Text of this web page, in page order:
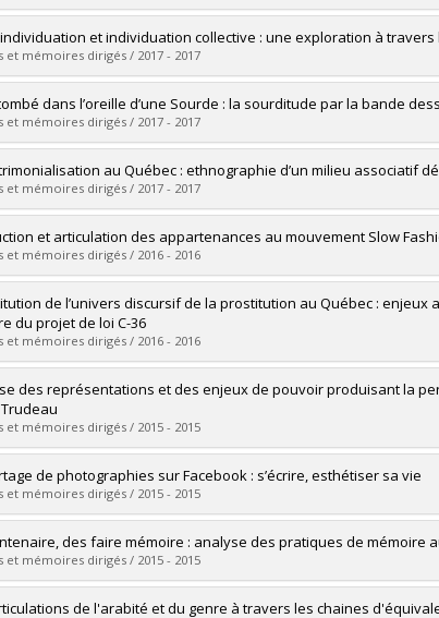
:M. Sc.
le document dans Papyrus
:Lima Brito, Mariana
Master's
:M. Sc.
le document dans Papyrus
et individuation collective : une exploration à
et mémoires dirigés / 2017 - 2017
: Zaidan, Francois
Master's
:M. Sc.
le document dans Papyrus
dans l’oreille d’une Sourde : la sourditude par la bande
et mémoires dirigés / 2017 - 2017
:Leduc, Véronique
Doctoral
:Ph. D.
le document dans Papyrus
au Québec : ethnographie d’un milieu associatif
et mémoires dirigés / 2017 - 2017
:Vautrin-Nadeau, Marie-Ève
Master's
:M. Sc.
le document dans Papyrus
et articulation des appartenances au mouvement Slow
et mémoires dirigés / 2016 - 2016
: Folino, Fiona
Master's
:M. Sc.
le document dans Papyrus
de l’univers discursif de la prostitution au Québec :
du projet de loi C-36
et mémoires dirigés / 2016 - 2016
:Pelletier, Alexandra
Master's
:M. Sc.
le document dans Papyrus
des représentations et des enjeux de pouvoir produisant la
et mémoires dirigés / 2015 - 2015
:Durocher, Myriam
Master's
:M. Sc.
le document dans Papyrus
de photographies sur Facebook : s’écrire, esthétiser sa vie
et mémoires dirigés / 2015 - 2015
:Lambert, Véronique
Master's
:M. Sc.
le document dans Papyrus
des faire mémoire : analyse des pratiques de mémoire
et mémoires dirigés / 2015 - 2015
:Valois-Nadeau, Fannie
de l'arabité et du genre à travers les chaines